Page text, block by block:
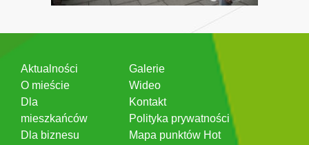
Aktualności
O mieście
Dla
mieszkańców
Dla biznesu
Galerie
Wideo
Kontakt
Polityka prywatności
Mapa punktów Hot